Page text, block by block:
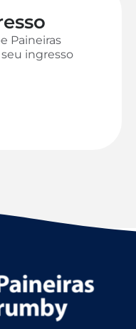
Paineiras
ingresso